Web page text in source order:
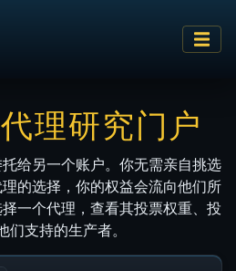
理研究门户
给另一个账户。你无需亲自挑选
的选择，你的权益会流向他们所
一个代理，查看其投票权重、投
们支持的生产者。